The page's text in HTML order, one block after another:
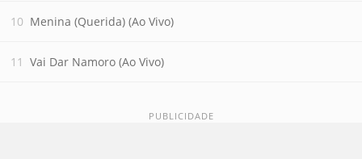
Menina (Querida) (Ao Vivo)
Vai Dar Namoro (Ao Vivo)